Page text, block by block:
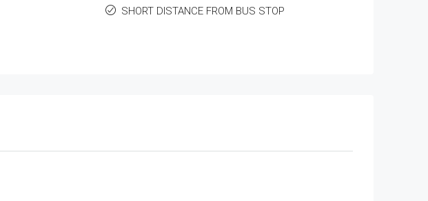
SHORT DISTANCE FROM BUS STOP